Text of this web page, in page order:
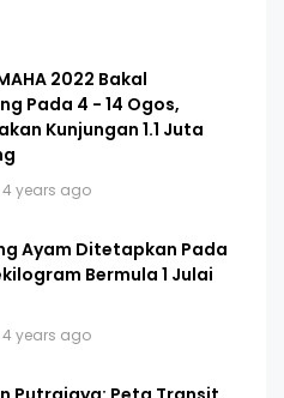
2022 Bakal
Pada 4 - 14 Ogos,
Kunjungan 1.1 Juta
4 years ago
Ayam Ditetapkan Pada
Bermula 1 Julai
4 years ago